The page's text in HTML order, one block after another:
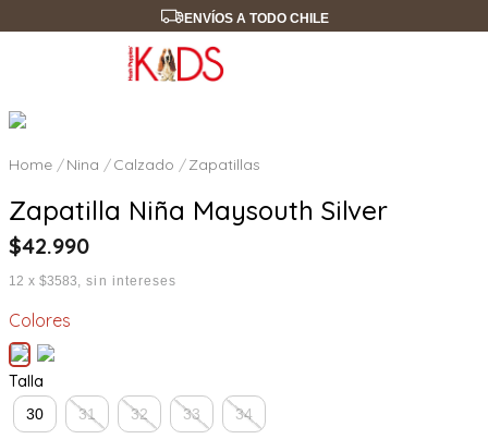
ENVÍOS A TODO CHILE
Nina Calzado Zapatillas
Zapatilla Niña Maysouth Silver
$42.990
12 x $3583 sin intereses
Colores
Talla
30 31 32 33 34